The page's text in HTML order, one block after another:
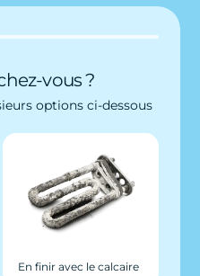
vous ?
options ci-dessous
En finir avec le calcaire